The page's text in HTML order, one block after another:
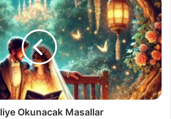
Okunacak Masallar